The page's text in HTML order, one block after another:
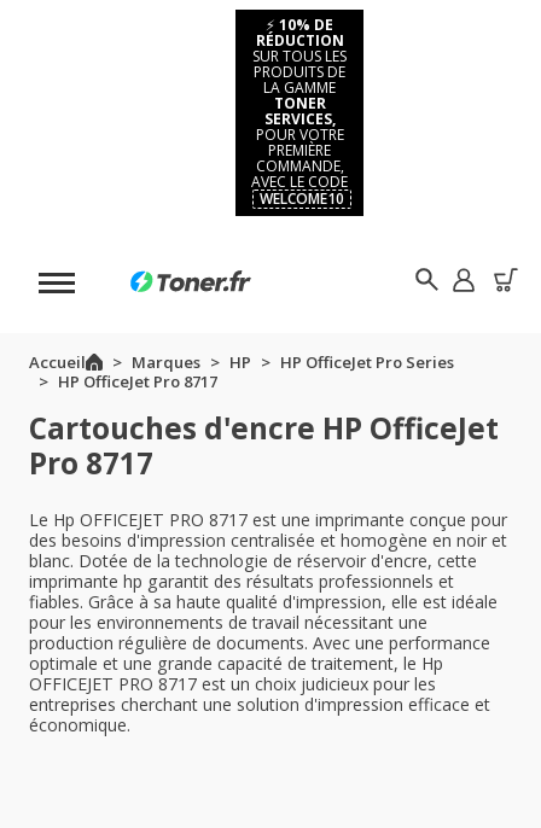
⚡ 10% DE
RÉDUCTION
SUR TOUS LES
PRODUITS DE
LA GAMME
TONER
SERVICES,
POUR VOTRE
PREMIÈRE
COMMANDE,
AVEC LE CODE
WELCOME10
Accueil Marques HP
HP OfficeJet Pro Series
HP OfficeJet Pro 8717
Cartouches d'encre HP OfficeJet
Pro 8717
Le Hp OFFICEJET PRO 8717 est une imprimante conçue pour
des besoins d'impression centralisée et homogène en noir et
blanc. Dotée de la technologie de réservoir d'encre, cette
imprimante hp garantit des résultats professionnels et
fiables. Grâce à sa haute qualité d'impression, elle est idéale
pour les environnements de travail nécessitant une
production régulière de documents. Avec une performance
optimale et une grande capacité de traitement, le Hp
OFFICEJET PRO 8717 est un choix judicieux pour les
entreprises cherchant une solution d'impression efficace et
économique.